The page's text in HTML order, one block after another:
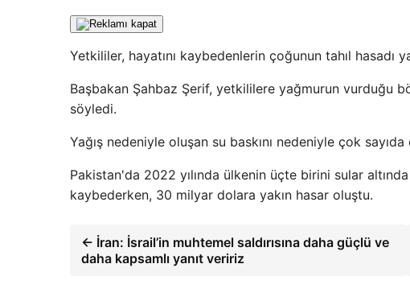
Yetkililer, hayatını kaybedenlerin çoğunun tahıl hasadı
Başbakan Şahbaz Şerif, yetkililere yağmurun vurduğu
söyledi.
Yağış nedeniyle oluşan su baskını nedeniyle çok
Pakistan'da 2022 yılında ülkenin üçte birini sular
kaybederken, 30 milyar dolara yakın hasar oluştu.
← İran: İsrail’in muhtemel saldırısına daha güçlü ve
daha kapsamlı yanıt veririz